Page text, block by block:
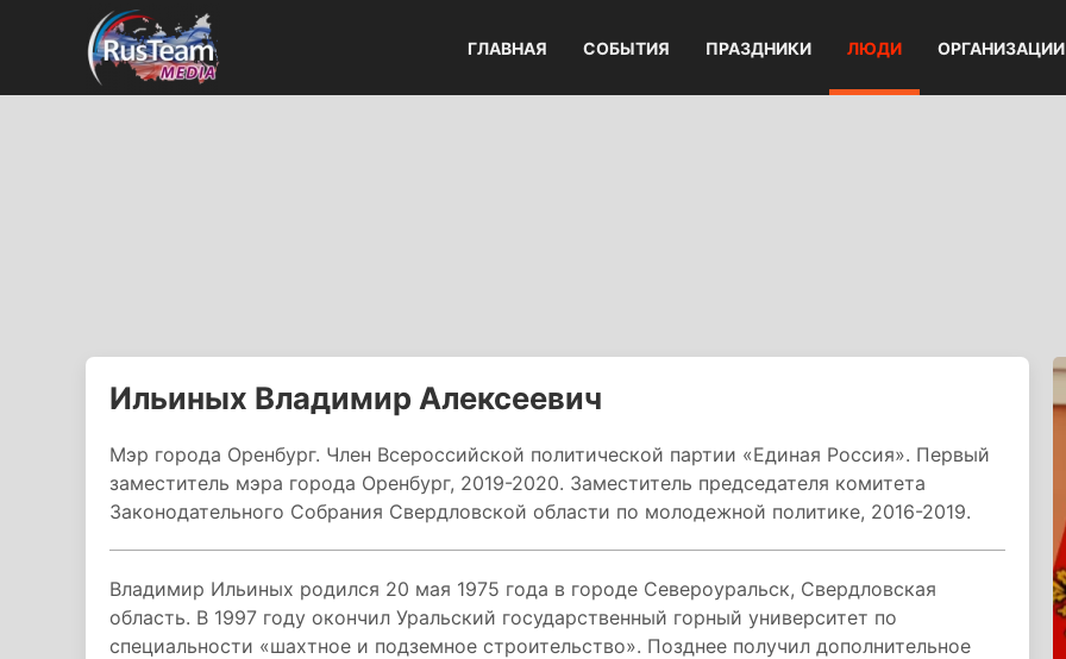
ГЛАВНАЯ СОБЫТИЯ ПРАЗДНИКИ ЛЮДИ ОРГАНИЗАЦИИ
Ильиных Владимир Алексеевич
Мэр города Оренбург. Член Всероссийской политической партии «Единая Россия». Первый
заместитель мэра города Оренбург, 2019-2020. Заместитель председателя комитета
Законодательного Собрания Свердловской области по молодежной политике, 2016-2019.
Владимир Ильиных родился 20 мая 1975 года в городе Североуральск, Свердловская
область. В 1997 году окончил Уральский государственный горный университет по
специальности «шахтное и подземное строительство». Позднее получил дополнительное